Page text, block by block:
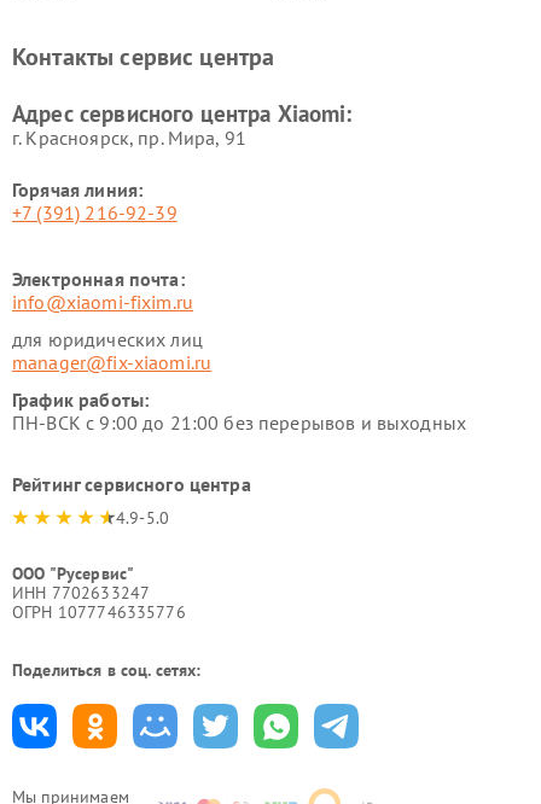
Мы принимаем
Ремонт стиральных машин
Ремонт смарт-часов Xiaomi
Контакты сервис центра
Адрес сервисного центра Xiaomi:
г. Красноярск, ​пр. Мира, 91
Горячая линия:
+7 (391) 216-92-39
Электронная почта:
info@xiaomi-fixim.ru
для юридических лиц
manager@fix-xiaomi.ru
График работы:
ПН-ВСК с 9:00 до 21:00 без перерывов и выходных
Рейтинг сервисного центра
4.9-5.0
ООО "Русервис"
ИНН 7702633247
ОГРН 1077746335776
Поделиться в соц. сетях: